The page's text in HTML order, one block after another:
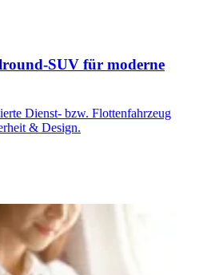
SUV für moderne
Dienst- bzw. Flottenfahrzeug
& Design.